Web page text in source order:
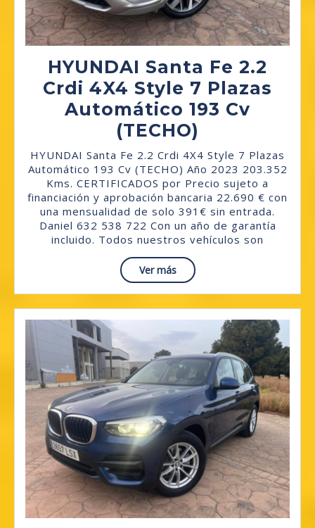
HYUNDAI Santa Fe 2.2
Crdi 4X4 Style 7 Plazas
Automático 193 Cv
(TECHO)
Santa
Fe
2.2
Crdi
4X4
Plazas
193
Cv
(TECHO)
HYUNDAI Santa Fe 2.2 Crdi 4X4 Style 7 Plazas
Automático 193 Cv (TECHO) Año 2023 203.352
Kms. CERTIFICADOS por Precio sujeto a
financiación y aprobación bancaria 22.690 € con
una mensualidad de solo 391€ sin entrada.
Daniel 632 538 722 Con un año de garantía
incluido. Todos nuestros vehículos son
Ver másRead
More